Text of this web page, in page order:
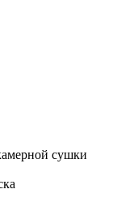
сушки